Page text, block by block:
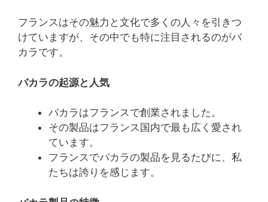
フランスはその魅力と文化で多くの人々を引きつ
けていますが、その中でも特に注目されるのがバ
カラです。
バカラの起源と人気
バカラはフランスで創業されました。
その製品はフランス国内で最も広く愛され
ています。
フランスでバカラの製品を見るたびに、私
たちは誇りを感じます。